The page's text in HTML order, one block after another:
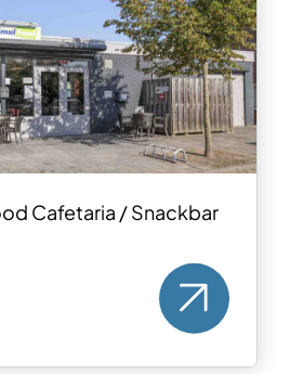
Cafetaria / Snackbar